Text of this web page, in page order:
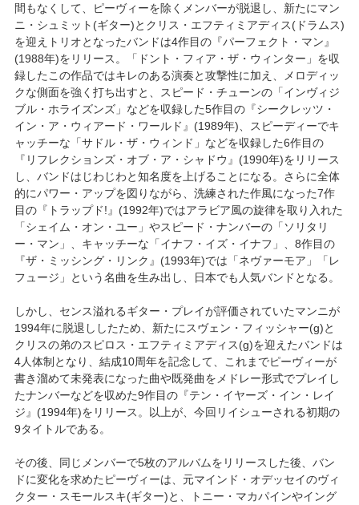
間もなくして、ピーヴィーを除くメンバーが脱退し、新たにマン
ニ・シュミット(ギター)とクリス・エフティミアディス(ドラムス)
を迎えトリオとなったバンドは4作目の『パーフェクト・マン』
(1988年)をリリース。「ドント・フィア・ザ・ウィンター」を収
録したこの作品ではキレのある演奏と攻撃性に加え、メロディッ
クな側面を強く打ち出すと、スピード・チューンの「インヴィジ
ブル・ホライズンズ」などを収録した5作目の『シークレッツ・
イン・ア・ウィアード・ワールド』(1989年)、スピーディーでキ
ャッチーな「サドル・ザ・ウィンド」などを収録した6作目の
『リフレクションズ・オブ・ア・シャドウ』(1990年)をリリース
し、バンドはじわじわと知名度を上げることになる。さらに全体
的にパワー・アップを図りながら、洗練された作風になった7作
目の『トラップド!』(1992年)ではアラビア風の旋律を取り入れた
「シェイム・オン・ユー」やスピード・ナンバーの「ソリタリ
ー・マン」、キャッチーな「イナフ・イズ・イナフ」、8作目の
『ザ・ミッシング・リンク』(1993年)では「ネヴァーモア」「レ
フュージ」という名曲を生み出し、日本でも人気バンドとなる。
しかし、センス溢れるギター・プレイが評価されていたマンニが
1994年に脱退ししたため、新たにスヴェン・フィッシャー(g)と
クリスの弟のスピロス・エフティミアディス(g)を迎えたバンドは
4人体制となり、結成10周年を記念して、これまでピーヴィーが
書き溜めて未発表になった曲や既発曲をメドレー形式でプレイし
たナンバーなどを収めた9作目の『テン・イヤーズ・イン・レイ
ジ』(1994年)をリリース。以上が、今回リイシューされる初期の
9タイトルである。
その後、同じメンバーで5枚のアルバムをリリースした後、バン
ドに変化を求めたピーヴィーは、元マインド・オデッセイのヴィ
クター・スモールスキ(ギター)と、トニー・マカパインやイング